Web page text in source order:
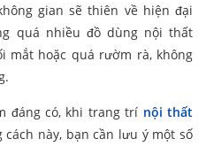
gian sẽ thiên về hiện đại
quá nhiều đồ dùng nội thất
mắt hoặc quá rườm rà, không
đáng có, khi trang trí nội thất
cách này, bạn cần lưu ý một số